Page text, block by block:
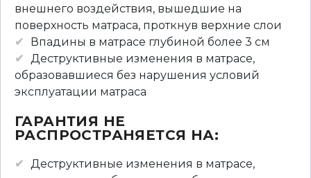
внешнего воздействия, вышедшие на
поверхность матраса, проткнув верхние слои
Впадины в матрасе глубиной более 3 см
Деструктивные изменения в матрасе,
образовавшиеся без нарушения условий
эксплуатации матраса
ГАРАНТИЯ НЕ
РАСПРОСТРАНЯЕТСЯ НА:
Деструктивные изменения в матрасе,